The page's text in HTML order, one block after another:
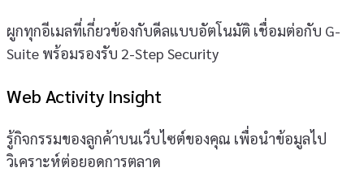
ผูกทุกอีเมลที่เกี่ยวข้องกับดีลแบบอัตโนมัติ เชื่อมต่อกับ G-
Suite พร้อมรองรับ 2-Step Security
Web Activity Insight
รู้กิจกรรมของลูกค้าบนเว็บไซต์ของคุณ เพื่อนำข้อมูลไป
วิเคราะห์ต่อยอดการตลาด